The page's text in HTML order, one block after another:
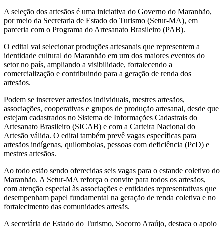
A seleção dos artesãos é uma iniciativa do Governo do Maranhão,
por meio da Secretaria de Estado do Turismo (Setur-MA), em
parceria com o Programa do Artesanato Brasileiro (PAB).
O edital vai selecionar produções artesanais que representem a
identidade cultural do Maranhão em um dos maiores eventos do
setor no país, ampliando a visibilidade, fortalecendo a
comercialização e contribuindo para a geração de renda dos
artesãos.
Podem se inscrever artesãos individuais, mestres artesãos,
associações, cooperativas e grupos de produção artesanal, desde que
estejam cadastrados no Sistema de Informações Cadastrais do
Artesanato Brasileiro (SICAB) e com a Carteira Nacional do
Artesão válida. O edital também prevê vagas específicas para
artesãos indígenas, quilombolas, pessoas com deficiência (PcD) e
mestres artesãos.
Ao todo estão sendo oferecidas seis vagas para o estande coletivo do
Maranhão. A Setur-MA reforça o convite para todos os artesãos,
com atenção especial às associações e entidades representativas que
desempenham papel fundamental na geração de renda coletiva e no
fortalecimento das comunidades artesãs.
A secretária de Estado do Turismo, Socorro Araújo, destaca o apoio